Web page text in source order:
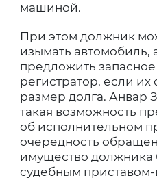
машиной.
При этом должник
изымать автомобиль,
предложить
регистратор, если
размер долга. Анвар
такая возможность
об исполнительном
очередность
имущество должника
судебным